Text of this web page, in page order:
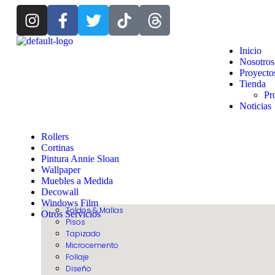
Inicio
Nosotros
Tienda
Noticias
Rollers
Cortinas
Pintura Annie Sloan
Wallpaper
Muebles a Medida
Decowall
Windows Film
Otros Servicios
Toldos & Mallas
Pisos
Tapizado
Microcemento
Follaje
Diseño